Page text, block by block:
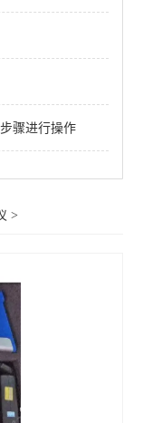
骤进行操作
>